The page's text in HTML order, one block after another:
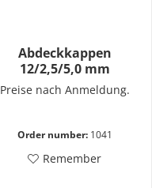
Abdeckkappen
12/2,5/5,0 mm
Preise nach Anmeldung.
Order number: 1041
Remember